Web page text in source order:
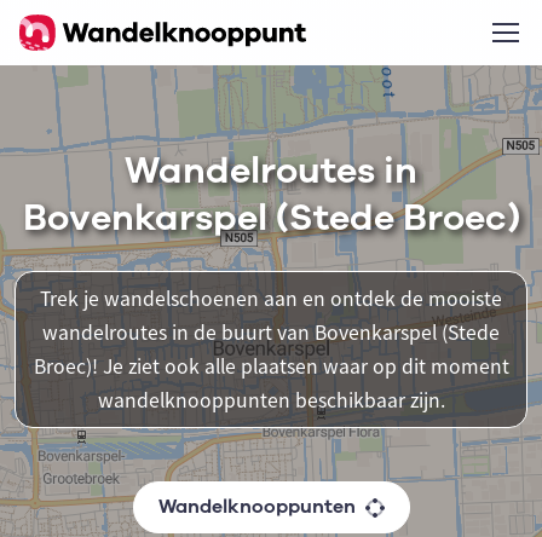
Wandelroutes in
Bovenkarspel (Stede Broec)
Trek je wandelschoenen aan en ontdek de mooiste
wandelroutes in de buurt van Bovenkarspel (Stede
Broec)! Je ziet ook alle plaatsen waar op dit moment
wandelknooppunten beschikbaar zijn.
Wandelknooppunten